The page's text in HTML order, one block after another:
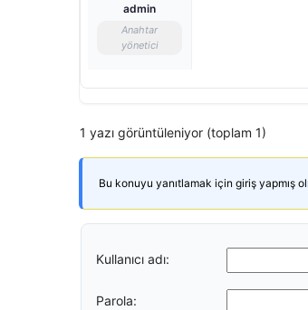
admin
Anahtar
yönetici
1 yazı görüntüleniyor (toplam 1)
Bu konuyu yanıtlamak için giriş yapmış
Kullanıcı adı:
Parola: